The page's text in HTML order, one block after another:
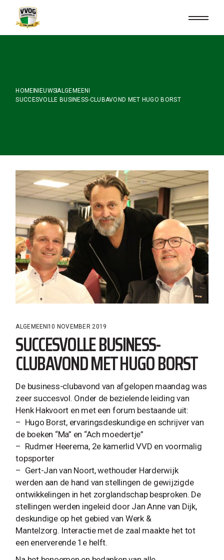
content
HOME NIEUWSALGEMEEN
SUCCESVOLLE BUSINESS-CLUBAVOND MET HUGO BORST
ALGEMEEN 10 NOVEMBER 2019
SUCCESVOLLE BUSINESS-
CLUBAVOND MET HUGO BORST
De business-clubavond van afgelopen maandag was
zeer succesvol. Onder de bezielende leiding van
Henk Hakvoort en met een forum bestaande uit:
– Hugo Borst, ervaringsdeskundige en schrijver van
de boeken “Ma” en “Ach moedertje”
– Rudmer Heerema, 2e kamerlid VVD en voormalig
topsporter
– Gert-Jan van Noort, wethouder Harderwijk
werden aan de hand van stellingen de gewijzigde
ontwikkelingen in het zorglandschap besproken. De
stellingen werden ingeleid door Jan Anne van Dijk,
deskundige op het gebied van Werk &
Mantelzorg. Interactie met de zaal maakte het tot
een enerverende 1e helft.